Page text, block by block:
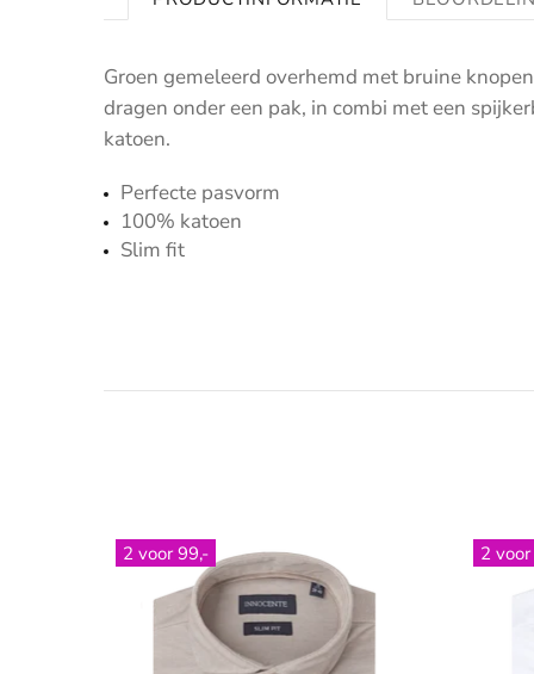
Groen gemeleerd overhemd met bruine
dragen onder een pak, in combi met een
katoen.
Perfecte pasvorm
100% katoen
Slim fit
2 voor 99,-